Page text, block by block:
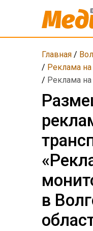
Главная/
/ Реклама на
/ Реклама на
в